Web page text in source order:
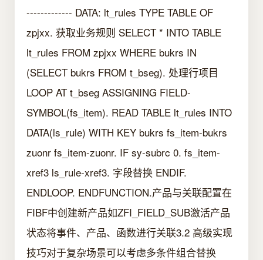
------------- DATA: lt_rules TYPE TABLE OF
zpjxx. 获取业务规则 SELECT * INTO TABLE
lt_rules FROM zpjxx WHERE bukrs IN
(SELECT bukrs FROM t_bseg). 处理行项目
LOOP AT t_bseg ASSIGNING FIELD-
SYMBOL(fs_item). READ TABLE lt_rules INTO
DATA(ls_rule) WITH KEY bukrs fs_item-bukrs
zuonr fs_item-zuonr. IF sy-subrc 0. fs_item-
xref3 ls_rule-xref3. 字段替换 ENDIF.
ENDLOOP. ENDFUNCTION.产品与关联配置在
FIBF中创建新产品如ZFI_FIELD_SUB激活产品
状态将事件、产品、函数进行关联3.2 高级实现
技巧对于复杂场景可以考虑多条件组合替换